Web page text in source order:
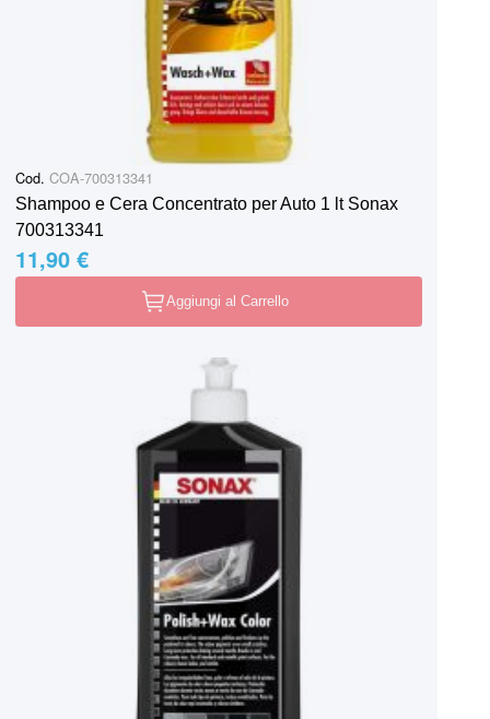
Cod. COA-700313341
Shampoo e Cera Concentrato per Auto 1 lt Sonax
700313341
11,90 €
Aggiungi al Carrello